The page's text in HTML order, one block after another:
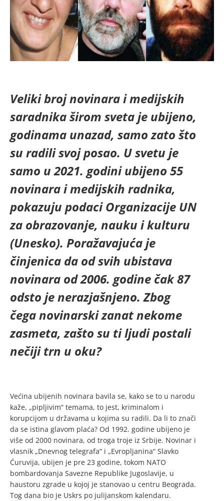
Veliki broj novinara i medijskih
saradnika širom sveta je ubijeno,
godinama unazad, samo zato što
su radili svoj posao. U svetu je
samo u 2021. godini ubijeno 55
novinara i medijskih radnika,
pokazuju podaci Organizacije UN
za obrazovanje, nauku i kulturu
(Unesko). Poražavajuća je
činjenica da od svih ubistava
novinara od 2006. godine čak 87
odsto je nerazjašnjeno. Zbog
čega novinarski zanat nekome
zasmeta, zašto su ti ljudi postali
nečiji trn u oku?
Većina ubijenih novinara bavila se, kako se to u narodu
kaže, „pipljivim“ temama, to jest, kriminalom i
korupcijom u državama u kojima su radili. Da li to znači
da se istina glavom plaća? Od 1992. godine ubijeno je
više od 2000 novinara, od troga troje iz Srbije. Novinar i
vlasnik „Dnevnog telegrafa“ i „Evropljanina“ Slavko
Ćuruvija, ubijen je pre 23 godine, tokom NATO
bombardovanja Savezne Republike Jugoslavije, u
haustoru zgrade u kojoj je stanovao u centru Beograda.
Tog dana bio je Uskrs po julijanskom kalendaru.